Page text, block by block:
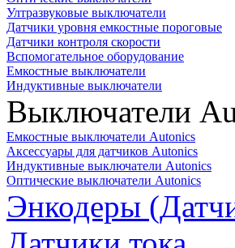
Ултразвуковые выключатели
Датчики уровня емкостные пороговые
Датчики контроля скорости
Вспомогательное оборудование
Емкостные выключатели
Индуктивные выключатели
Выключатели
Емкостные выключатели Autonics
Аксессуары для датчиков Autonics
Индуктивные выключатели Autonics
Оптические выключатели Autonics
Энкодеры